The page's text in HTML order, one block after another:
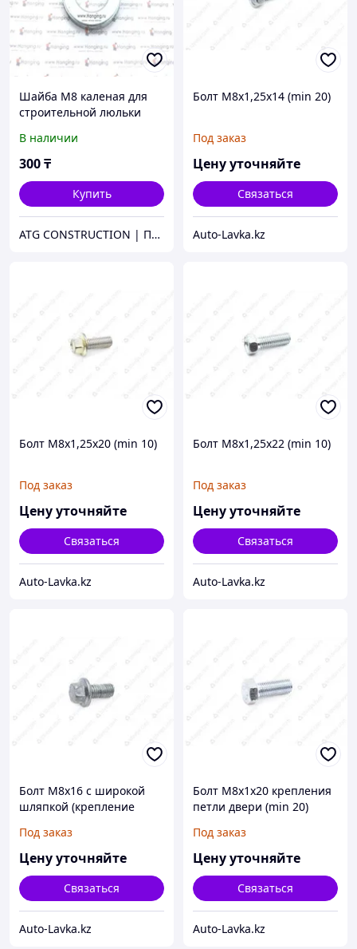
Шайба М8 каленая для
строительной люльки
В наличии
300₸
Купить
ATG CONSTRUCTION | Продажа и аренда строительного оборудования, газона, биотуалетов
Болт М8х1,25х14 (min 20)
Под заказ
Цену уточняйте
Связаться
Auto-Lavka.kz
Болт М8х1,25х20 (min 10)
Под заказ
Цену уточняйте
Связаться
Auto-Lavka.kz
Болт М8х1,25х22 (min 10)
Под заказ
Цену уточняйте
Связаться
Auto-Lavka.kz
Болт М8х16 с широкой
шляпкой (крепление
крышки моста Спайсер)
(min 10)/
Под заказ
Цену уточняйте
Связаться
Auto-Lavka.kz
Болт М8х1х20 крепления
петли двери (min 20)
Под заказ
Цену уточняйте
Связаться
Auto-Lavka.kz